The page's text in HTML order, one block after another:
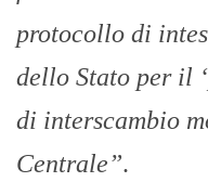
protocollo di
dello Stato per il
di interscambio
Centrale”.